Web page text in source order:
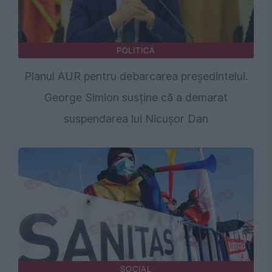
POLITICA
Planul AUR pentru debarcarea președintelui.
George Simion susține că a demarat
suspendarea lui Nicușor Dan
SOCIAL